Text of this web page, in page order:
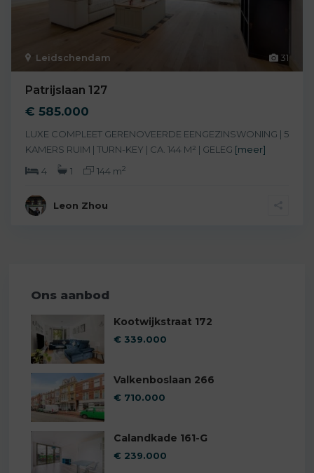
31
Leidschendam
Patrijslaan 127
€ 585.000
LUXE COMPLEET GERENOVEERDE EENGEZINSWONING | 5
KAMERS RUIM | TURN-KEY | CA. 144 M² | GELEG [meer]
4
1 144 m2
Leon Zhou
Ons aanbod
Kootwijkstraat 172
€ 339.000
Valkenboslaan 266
€ 710.000
Calandkade 161-G
€ 239.000